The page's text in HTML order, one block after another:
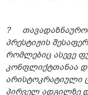
?
პრესტიჟის
რომლებიც ასევე
კონფლიქტთანაა
არისტოკრატიული
პირველ ადგილზე